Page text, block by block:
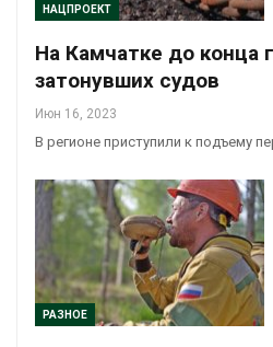
НАЦПРОЕКТ
На Камчатке до конца
затонувших судов
Июн 16, 2023
В регионе приступили к подъему
РАЗНОЕ